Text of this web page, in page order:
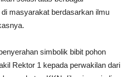
masyarakat berdasarkan ilmu
simbolik bibit pohon
Rektor 1 kepada perwakilan dari